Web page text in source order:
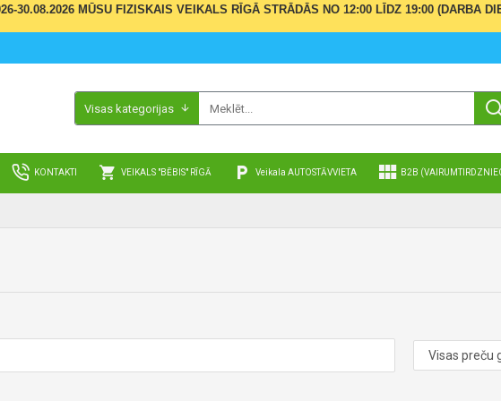
30.08.2026 MŪSU FIZISKAIS VEIKALS RĪGĀ STRĀDĀS NO 12:00 LĪDZ 19:00 (DARBA
Visas kategorijas
KONTAKTI VEIKALS "BĒBIS" RĪGĀ Veikala AUTOSTĀVVIETA B2B